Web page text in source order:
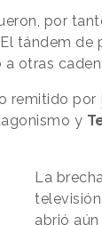
por
tándem de
otras
remitido por
y
La
abrió